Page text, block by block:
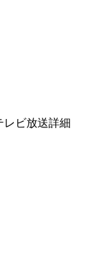
レビ放送詳細